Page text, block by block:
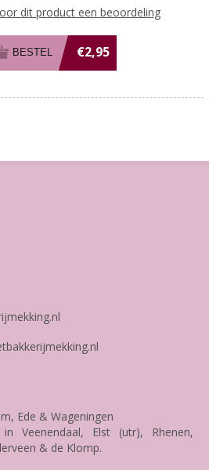
dit product een beoordeling
€2,95
Ede & Wageningen
Veenendaal, Elst (utr), Rhenen,
& de Klomp.